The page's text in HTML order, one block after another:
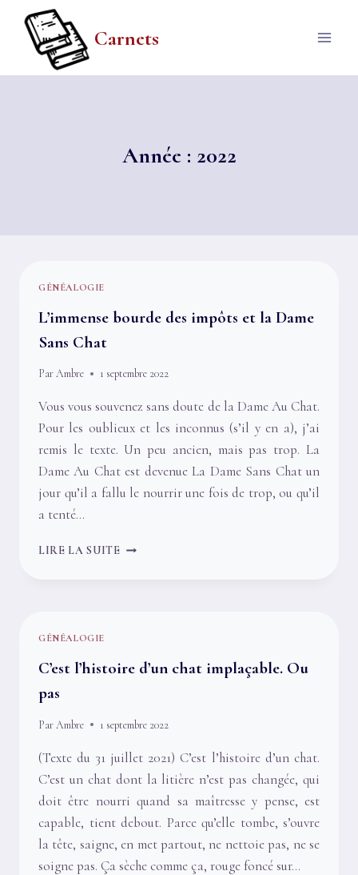
contenu
Carnets
Année : 2022
GÉNÉALOGIE
L’immense bourde des impôts et la Dame
Sans Chat
ParAmbre 1 septembre 2022
Vous vous souvenez sans doute de la Dame Au Chat.
Pour les oublieux et les inconnus (s’il y en a), j’ai
remis le texte. Un peu ancien, mais pas trop. La
Dame Au Chat est devenue La Dame Sans Chat un
jour qu’il a fallu le nourrir une fois de trop, ou qu’il
a tenté…
LIRE LA SUITEL’IMMENSE
SANS
GÉNÉALOGIE
C’est l’histoire d’un chat implaçable. Ou
pas
ParAmbre 1 septembre 2022
(Texte du 31 juillet 2021) C’est l’histoire d’un chat.
C’est un chat dont la litière n’est pas changée, qui
doit être nourri quand sa maîtresse y pense, est
capable, tient debout. Parce qu’elle tombe, s’ouvre
la tête, saigne, en met partout, ne nettoie pas, ne se
soigne pas. Ça sèche comme ça, rouge foncé sur…